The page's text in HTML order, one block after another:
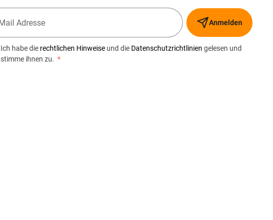
Anmelden
Ich habe die rechtlichen Hinweise und die Datenschutzrichtlinien gelesen und
stimme ihnen zu. *